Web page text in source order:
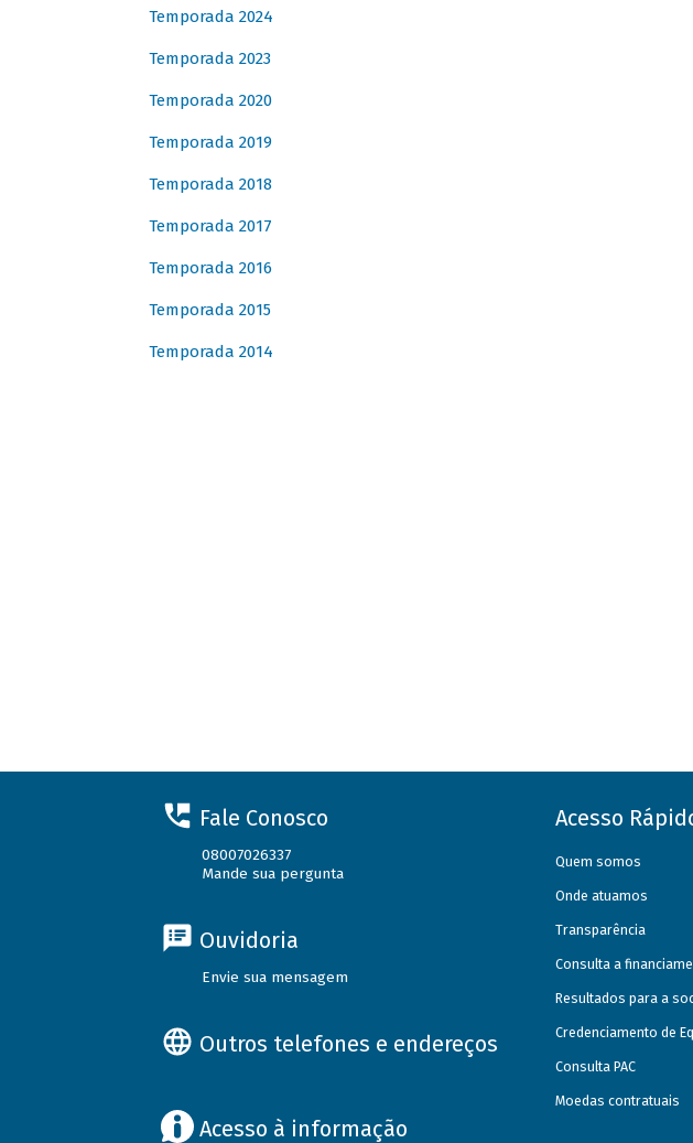
Temporada 2024
Temporada 2023
Temporada 2020
Temporada 2019
Temporada 2018
Temporada 2017
Temporada 2016
Temporada 2015
Temporada 2014
Fale Conosco
08007026337
Mande sua pergunta
Ouvidoria
Envie sua mensagem
Outros telefones e endereços
Acesso à informação
Acesso
Quem somos
Onde atuamos
Transparência
Consulta a
Resultados para a
Credenciamento de
Consulta PAC
Moedas contratuais